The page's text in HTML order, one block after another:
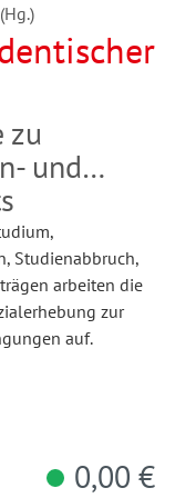
zu
und
Studienabbruch,
arbeiten die
zur
auf.
0,00 €